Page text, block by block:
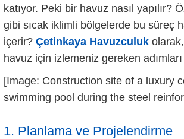
katıyor. Peki bir havuz nasıl yapılır?
gibi sıcak iklimli bölgelerde bu süreç
içerir? Çetinkaya Havuzculuk
havuz için izlemeniz gereken
[Image: Construction site of a luxury
swimming pool during the steel
1. Planlama ve Projelendirme